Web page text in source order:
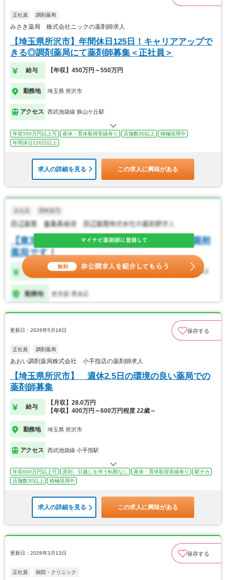
正社員 調剤薬局
みさき薬局 株式会社ニックの薬剤師求人
【埼玉県所沢市】年間休日125日！キャリアアップで
きる◎調剤薬局にて薬剤師募集＜正社員＞
給与 【年収】450万円～550万円
勤務地 埼玉県 所沢市
アクセス 西武池袋線 狭山ケ丘駅
年収550万円以上可 産休・育休取得実績有り 店舗数30以上
積極採用中
年間休日120日以上
求人の詳細を見る この求人に興味がある
更新日：2026年5月18日 保存する
正社員 調剤薬局
あおい調剤薬局株式会社 小手指店の薬剤師求人
【埼玉県所沢市】 週休2.5日の環境の良い薬局での
薬剤師募集
給与
【月収】28.0万円
【年収】400万円～600万円程度 22歳～
勤務地 埼玉県 所沢市
アクセス 西武池袋線 小手指駅
年収600万円以上可 原則、引越しを伴う転勤なし 産休・育休取得実績有り
駅チカ
店舗数30以上
積極採用中
求人の詳細を見る この求人に興味がある
更新日：2026年3月13日 保存する
正社員 病院・クリニック